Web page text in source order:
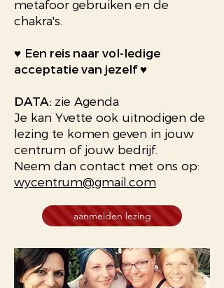
metafoor gebruiken en de
chakra's.
♥ Een reis naar vol-ledige
acceptatie van jezelf ♥
DATA: zie Agenda
Je kan Yvette ook uitnodigen de
lezing te komen geven in jouw
centrum of jouw bedrijf.
Neem dan contact met ons op:
wycentrum@gmail.com
aanmelden lezing